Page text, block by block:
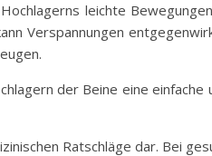
leichte
Verspannungen
der Beine eine
Ratschläge dar. Bei